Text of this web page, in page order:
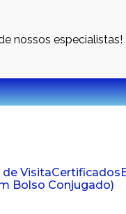
nossos especialistas!
de Visita Certificados
Bolso Conjugado)